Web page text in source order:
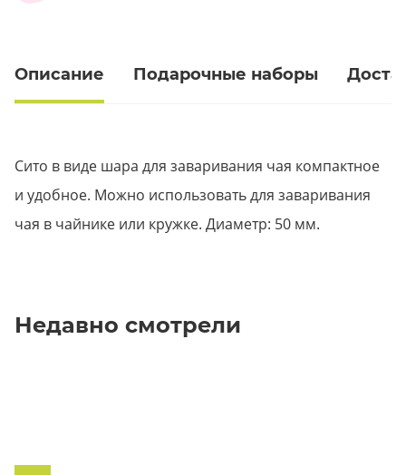
Описание Подарочные наборы
Сито в виде шара для заваривания чая компактное
и удобное. Можно использовать для заваривания
чая в чайнике или кружке. Диаметр: 50 мм.
Недавно смотрели